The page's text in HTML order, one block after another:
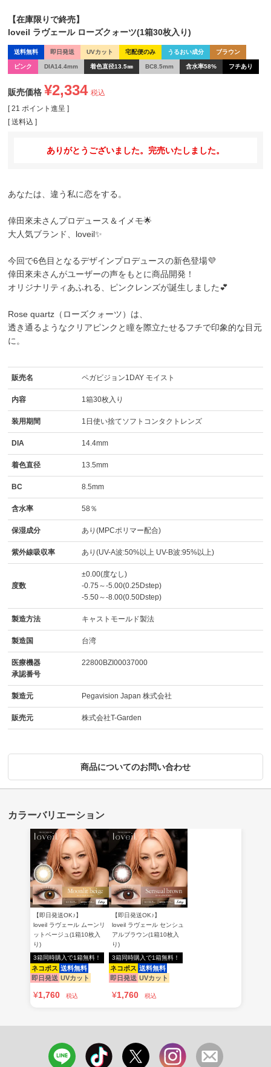
【在庫限りで終売】
loveil ラヴェール ローズクォーツ(1箱30枚入り)
送料無料 即日発送 UVカット 宅配便のみ うるおい成分 ブラウン
ピンク DIA14.4mm 着色直径13.5㎜ BC8.5mm 含水率58% フチあり
販売価格 ¥2,334 税込
[ 21 ポイント進呈 ]
送料込
ありがとうございました。完売いたしました。
あなたは、違う私に恋をする。
倖田來未さんプロデュース＆イメモ🌟
大人気ブランド、 loveil✨
今回で6色目となるデザインプロデュースの新色登場💜
倖田來未さんがユーザーの声をもとに商品開発！
オリジナリティあふれる、ピンクレンズが誕生しました💕
Rose quartz（ローズクォーツ） は、
透き通るようなクリアピンクと瞳を際立たせるフチで印象的な目元
に。
販売名 ペガビジョン1DAY モイスト
内容 1箱30枚入り
装用期間 1日使い捨てソフトコンタクトレンズ
DIA 14.4mm
着色直径 13.5mm
BC 8.5mm
含水率 58％
保湿成分 あり(MPCポリマー配合)
紫外線吸収率 あり(UV-A波:50%以上 UV-B波:95%以上)
度数
±0.00(度なし)
-0.75～-5.00(0.25Dstep)
-5.50～-8.00(0.50Dstep)
製造方法 キャストモールド製法
製造国 台湾
医療機器
承認番号
22800BZI00037000
製造元 Pegavision Japan 株式会社
販売元 株式会社T-Garden
商品についてのお問い合わせ
【即日発送OK♪】
loveil ラヴェール ムーンリ
ットベージュ(1箱10枚入
り)
ネコポス 送料無料
即日発送 UVカット
3箱同時購入で1箱無料！
¥1,760 税込
【即日発送OK♪】
loveil ラヴェール センシュ
アルブラウン(1箱10枚入
り)
ネコポス 送料無料
即日発送 UVカット
3箱同時購入で1箱無料！
¥1,760 税込